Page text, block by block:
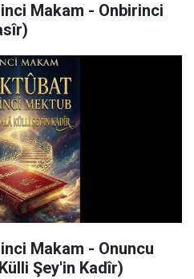
Makam - Onbirinci
Makam - Onuncu
Şey'in Kadîr)